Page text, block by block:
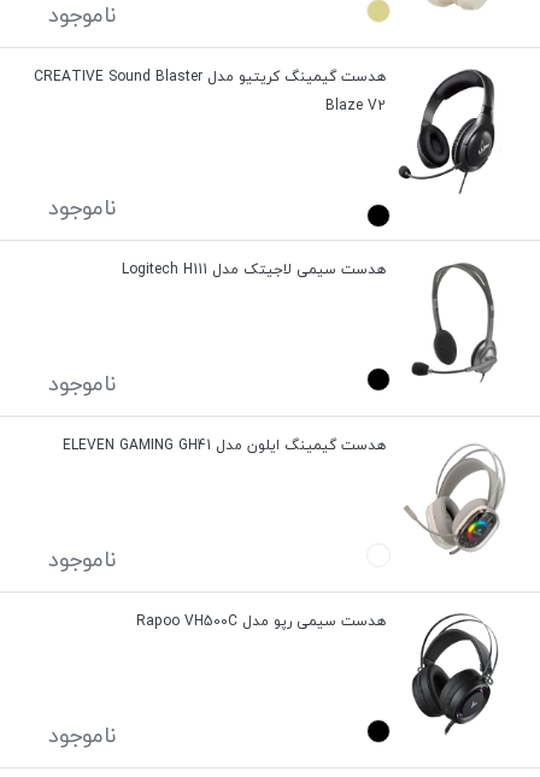
ناموجود
هدست گیمینگ کریتیو مدل CREATIVE Sound Blaster
Blaze V2
ناموجود
هدست سیمی لاجیتک مدل Logitech H111
ناموجود
هدست گیمینگ ایلون مدل ELEVEN GAMING GH41
ناموجود
هدست سیمی رپو مدل Rapoo VH500C
ناموجود